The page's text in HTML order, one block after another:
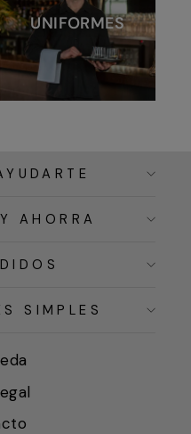
UNIFORMES
AHORRA
SIMPLES